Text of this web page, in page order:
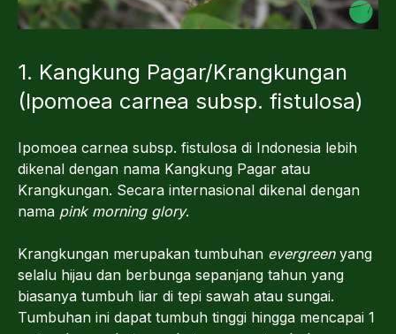
1. Kangkung Pagar/Krangkungan
(Ipomoea carnea subsp. fistulosa)
Ipomoea carnea subsp. fistulosa di Indonesia lebih
dikenal dengan nama Kangkung Pagar atau
Krangkungan. Secara internasional dikenal dengan
nama pink morning glory.
Krangkungan merupakan tumbuhan evergreenyang
selalu hijau dan berbunga sepanjang tahun yang
biasanya tumbuh liar di tepi sawah atau sungai.
Tumbuhan ini dapat tumbuh tinggi hingga mencapai 1